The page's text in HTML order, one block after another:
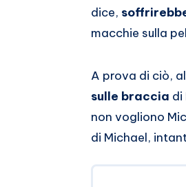
Whatsapp
dice,
macchie sulla
A prova di ciò,
sulle braccia di
non vogliono
di Michael,